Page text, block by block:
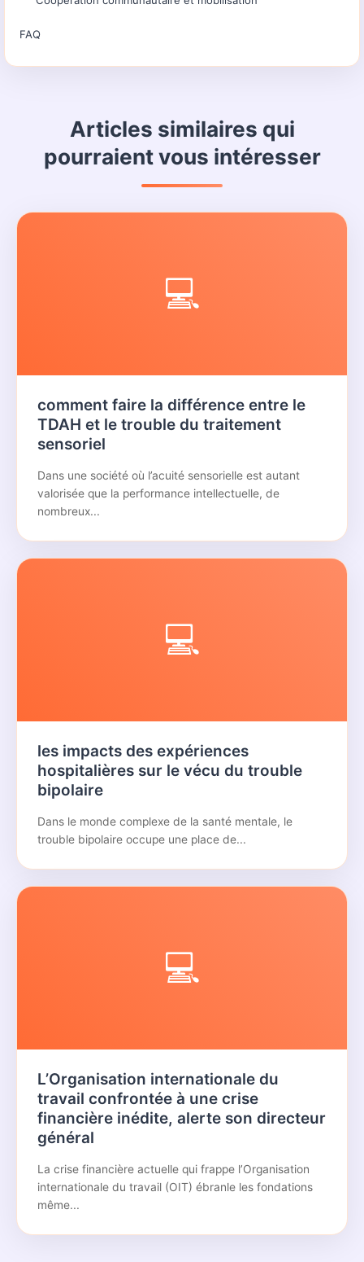
FAQ
Articles similaires qui
pourraient vous intéresser
💻
comment faire la différence entre le
TDAH et le trouble du traitement
sensoriel
Dans une société où l’acuité sensorielle est autant
valorisée que la performance intellectuelle, de
nombreux...
💻
les impacts des expériences
hospitalières sur le vécu du trouble
bipolaire
Dans le monde complexe de la santé mentale, le
trouble bipolaire occupe une place de...
💻
L’Organisation internationale du
travail confrontée à une crise
financière inédite, alerte son directeur
général
La crise financière actuelle qui frappe l’Organisation
internationale du travail (OIT) ébranle les fondations
même...